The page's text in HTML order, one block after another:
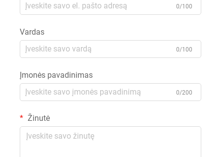
0/100
Vardas
0/100
Įmonės pavadinimas
0/200
Žinutė